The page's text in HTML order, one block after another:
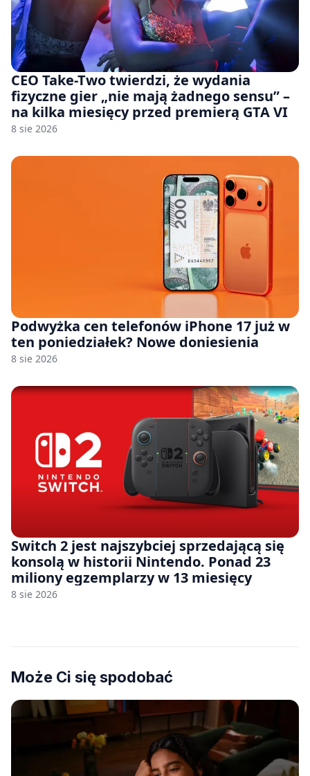
CEO Take-Two twierdzi, że wydania
fizyczne gier „nie mają żadnego sensu” –
na kilka miesięcy przed premierą GTA VI
8 sie 2026
Podwyżka cen telefonów iPhone 17 już w
ten poniedziałek? Nowe doniesienia
8 sie 2026
Switch 2 jest najszybciej sprzedającą się
konsolą w historii Nintendo. Ponad 23
miliony egzemplarzy w 13 miesięcy
8 sie 2026
Może Ci się spodobać